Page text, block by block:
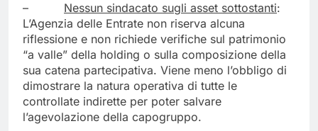
– Nessun sindacato sugli asset sottostanti:
L’Agenzia delle Entrate non riserva alcuna
riflessione e non richiede verifiche sul patrimonio
“a valle” della holding o sulla composizione della
sua catena partecipativa. Viene meno l’obbligo di
dimostrare la natura operativa di tutte le
controllate indirette per poter salvare
l’agevolazione della capogruppo.